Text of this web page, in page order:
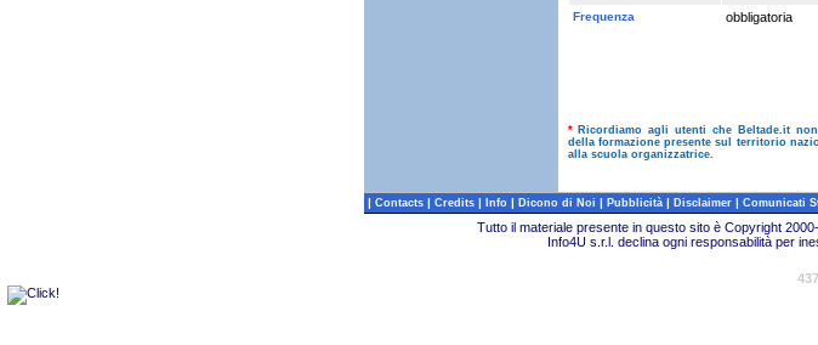
Frequenza obbligatoria
* Ricordiamo agli utenti che Beltade.it
della formazione presente sul territorio
alla scuola organizzatrice.
| Contacts | Credits | Info | Dicono di Noi | Pubblicità | Disclaimer | Comunicati
Tutto il materiale presente in questo sito è Copyright
Info4U s.r.l. declina ogni responsabilità per